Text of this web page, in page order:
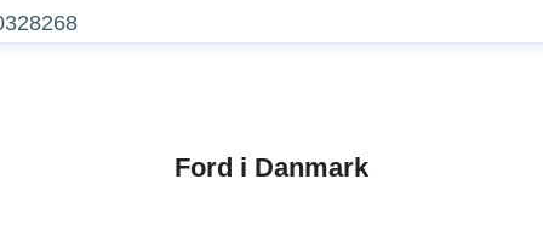
Ford i Danmark